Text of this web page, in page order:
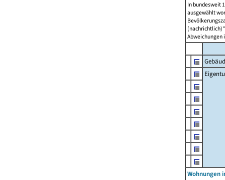
In bundesweit
ausgewählt
Abweichungen
Wohnungen